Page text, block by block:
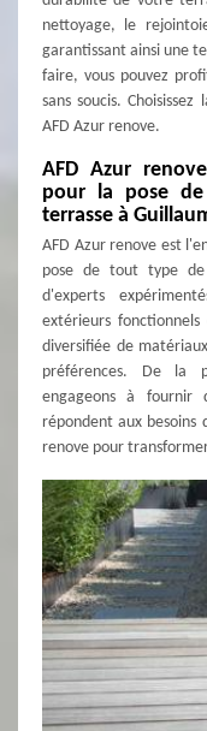
nettoyage, le
garantissant ainsi une
faire, vous pouvez
sans soucis.
AFD Azur renove.
AFD Azur
pour la pose
terrasse à
AFD Azur renove est
pose de tout type
d'experts
extérieurs
diversifiée de
préférences. De la
engageons à fournir
répondent aux besoins
renove pour